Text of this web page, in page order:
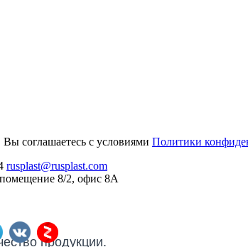
соглашаетесь с условиями Политики
rusplast@rusplast.com
8/2, офис 8А
продукции.